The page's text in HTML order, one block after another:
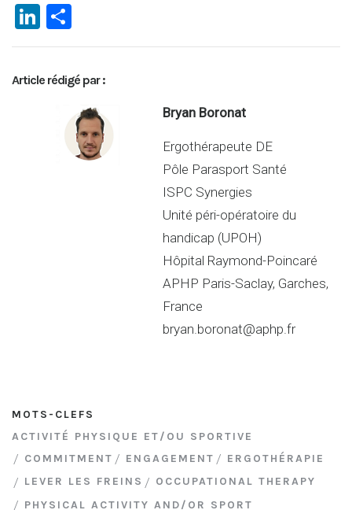
Li
n
ke
dI
ar
ta
g
er
Article rédigé par :
Bryan Boronat
Ergothérapeute DE
Pôle Parasport Santé
ISPC Synergies
Unité péri-opératoire du
handicap (UPOH)
Hôpital Raymond-Poincaré
APHP Paris-Saclay, Garches,
France
bryan.boronat@aphp.fr
MOTS-CLEFS
ACTIVITÉ PHYSIQUE ET/OU SPORTIVE
COMMITMENT
ENGAGEMENT
ERGOTHÉRAPIE
LEVER LES FREINS
OCCUPATIONAL THERAPY
PHYSICAL ACTIVITY AND/OR SPORT